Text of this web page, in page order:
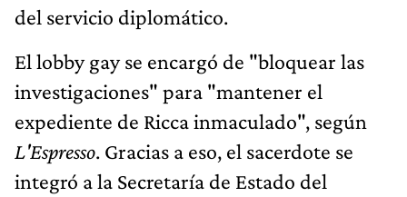
del servicio diplomático.
El lobby gay se encargó de "bloquear las
investigaciones" para "mantener el
expediente de Ricca inmaculado", según
L'Espresso. Gracias a eso, el sacerdote se
integró a la Secretaría de Estado del